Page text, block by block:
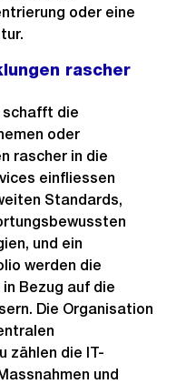
oder eine
rascher
die
oder
rascher in die
einfliessen
Standards,
und ein
werden die
Bezug auf die
Die Organisation
zählen die IT-
und